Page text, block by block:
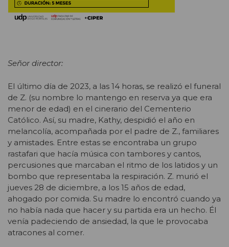
Señor director:
El último día de 2023, a las 14 horas, se realizó el funeral
de Z. (su nombre lo mantengo en reserva ya que era
menor de edad) en el cinerario del Cementerio
Católico. Así, su madre, Kathy, despidió el año en
melancolía, acompañada por el padre de Z., familiares
y amistades. Entre estas se encontraba un grupo
rastafari que hacía música con tambores y cantos,
percusiones que marcaban el ritmo de los latidos y un
bombo que representaba la respiración. Z. murió el
jueves 28 de diciembre, a los 15 años de edad,
ahogado por comida. Su madre lo encontró cuando ya
no había nada que hacer y su partida era un hecho. Él
venía padeciendo de ansiedad, la que le provocaba
atracones al comer.